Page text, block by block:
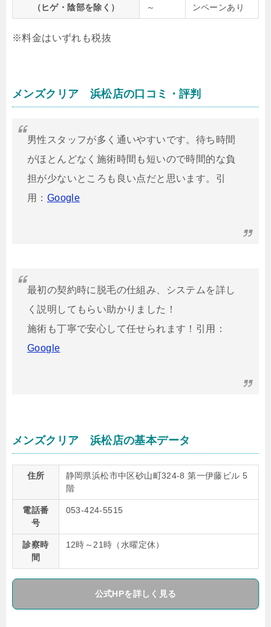
（ヒゲ・陰部を除く）
～
ンペーンあり
※料金はいずれも税抜
メンズクリア 浜松店の口コミ・評判
男性スタッフが多く通いやすいです。 待ち時間
がほとんどなく施術時間も短いので時間的な負
担が少ないところも良い点だと思います。引
用： Google
最初の契約時に脱毛の仕組み、システムを詳し
く説明してもらい助かりました！
施術も丁寧で安心して任せられます！引用：
Google
メンズクリア 浜松店の基本データ
住所
静岡県浜松市中区砂山町324-8 第一伊藤ビル 5
階
電話番
号
053-424-5515
診察時
間
12時～21時（水曜定休）
公式HPを詳しく見る